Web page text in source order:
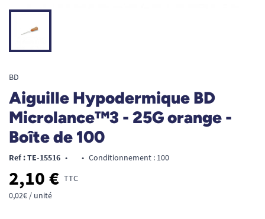
BD
Aiguille Hypodermique BD
Microlance™3 - 25G orange -
Boîte de 100
Ref : TE-15516 • • Conditionnement : 100
2,10 € TTC
0,02€ / unité